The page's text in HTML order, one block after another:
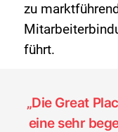
zu
führt.
„Die Great
eine sehr